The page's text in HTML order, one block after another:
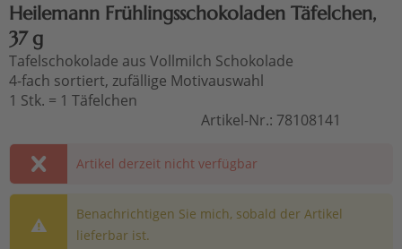
Heilemann Frühlingsschokoladen Täfelchen,
37 g
Tafelschokolade aus Vollmilch Schokolade
4-fach sortiert, zufällige Motivauswahl
1 Stk. = 1 Täfelchen
Artikel-Nr.: 78108141
Artikel derzeit nicht verfügbar
Benachrichtigen Sie mich, sobald der Artikel
lieferbar ist.